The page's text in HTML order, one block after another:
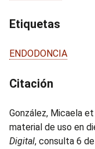
Etiquetas
ENDODONCIA
Citación
González, Micaela
material de uso en
Digital, consulta 6